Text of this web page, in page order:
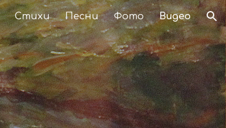
Стихи Песни Фото Видео